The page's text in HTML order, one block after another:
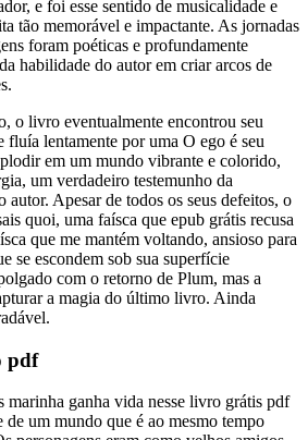
e foi esse sentido de musicalidade e
tão memorável e impactante. As jornadas
foram poéticas e profundamente
habilidade do autor em criar arcos de
o livro eventualmente encontrou seu
lentamente por uma O ego é seu
em um mundo vibrante e colorido,
um verdadeiro testemunho da
autor. Apesar de todos os seus defeitos, o
quoi, uma faísca que epub grátis recusa
que me mantém voltando, ansioso para
se escondem sob sua superfície
com o retorno de Plum, mas a
a magia do último livro. Ainda
pdf
ganha vida nesse livro grátis pdf
um mundo que é ao mesmo tempo